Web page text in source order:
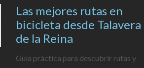
Las mejores rutas en
bicicleta desde Talavera
de la Reina
Guía práctica para descubrir rutas y